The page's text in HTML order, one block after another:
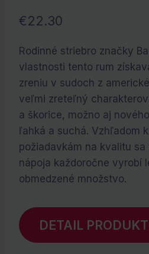
€22.30
Rodinné striebro značky
vlastnosti tento rum
zreniu v sudoch z
veľmi zreteľný
a škorice, možno aj
ľahká a suchá. Vzhľadom
požiadavkám na kvalitu
nápoja každoročne vyrobí
obmedzené množstvo.
DETAIL